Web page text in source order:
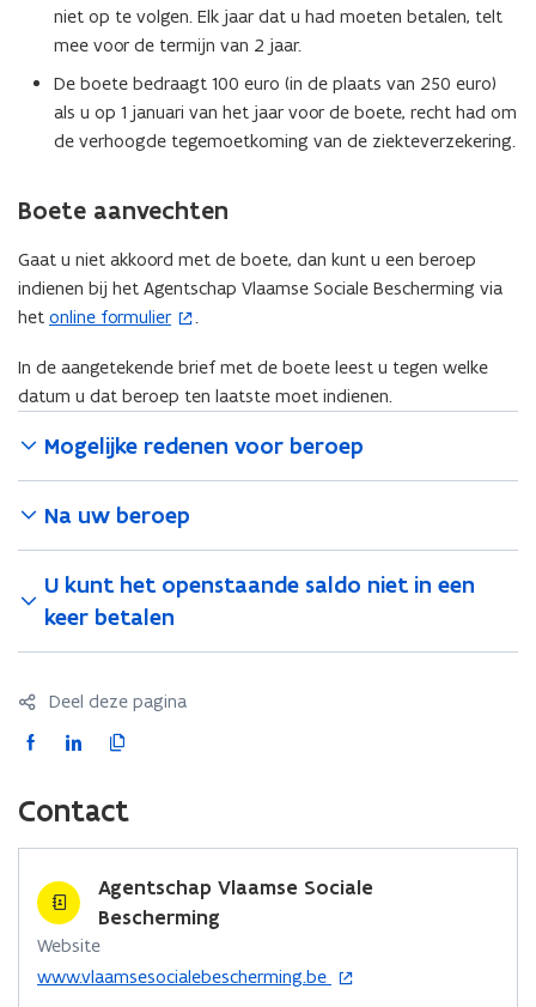
niet op te volgen. Elk jaar dat u had moeten betalen, telt
mee voor de termijn van 2 jaar.
De boete bedraagt 100 euro (in de plaats van 250 euro)
als u op 1 januari van het jaar voor de boete, recht had om
de verhoogde tegemoetkoming van de ziekteverzekering.
Boete aanvechten
Gaat u niet akkoord met de boete, dan kunt u een beroep
indienen bij het Agentschap Vlaamse Sociale Bescherming via
het online formulier
(
p
e
t
n
n
i
e
v
t
)
.
In de aangetekende brief met de boete leest u tegen welke
datum u dat beroep ten laatste moet indienen.
Mogelijke redenen voor beroep
Na uw beroep
U kunt het openstaande saldo niet in een
keer betalen
Deel deze pagina
F
c
e
b
L
k
e
d
i
n
o
K
i
e
e
r
i
Contact
Agentschap Vlaamse Sociale
Bescherming
Website
www.vlaamsesocialebescherming.be
o